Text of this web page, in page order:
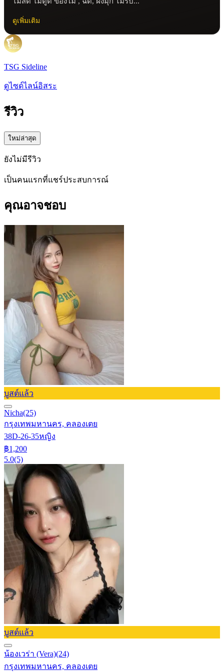
ดูเพิ่มเติม
TSG Sideline
ดูไซด์ไลน์อิสระ
รีวิว
ใหม่ล่าสุด
ยังไม่มีรีวิว
เป็นคนแรกที่แชร์ประสบการณ์
คุณอาจชอบ
บูสต์แล้ว
Nicha(25)
กรุงเทพมหานคร, คลองเตย
38D-26-35หญิง
฿1,200
5.0(5)
บูสต์แล้ว
น้องเวร่า (Vera)(24)
กรุงเทพมหานคร, คลองเตย